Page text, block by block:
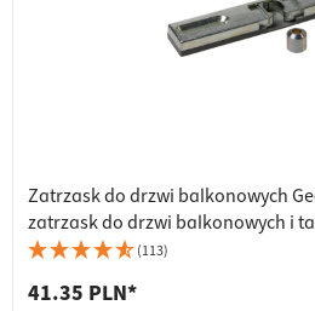
Zatrzask do drzwi balkonowych
zatrzask do drzwi balkonowych i
(113)
41.35 PLN*